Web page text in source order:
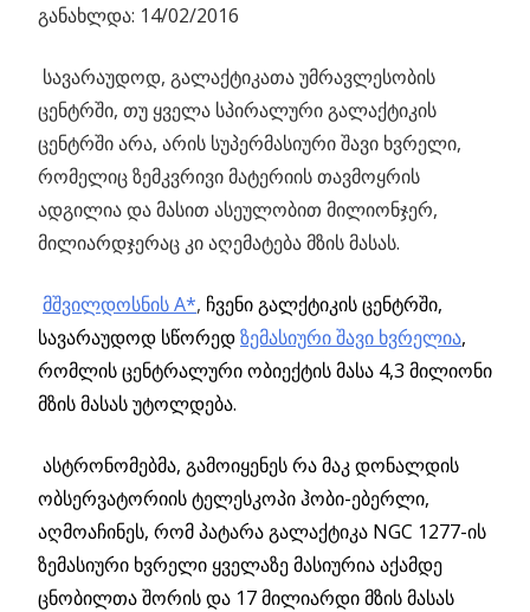
განახლდა: 14/02/2016
სავარაუდოდ, გალაქტიკათა უმრავლესობის
ცენტრში, თუ ყველა სპირალური გალაქტიკის
ცენტრში არა, არის სუპერმასიური შავი ხვრელი,
რომელიც ზემკვრივი მატერიის თავმოყრის
ადგილია და მასით ასეულობით მილიონჯერ,
მილიარდჯერაც კი აღემატება მზის მასას.
მშვილდოსნის A*, ჩვენი გალქტიკის ცენტრში,
სავარაუდოდ სწორედზემასიური შავი ხვრელია,
რომლის ცენტრალური ობიექტის მასა 4,3 მილიონი
მზის მასას უტოლდება.
ასტრონომებმა, გამოიყენეს რა მაკ დონალდის
ობსერვატორიის ტელესკოპი ჰობი-ებერლი,
აღმოაჩინეს, რომ პატარა გალაქტიკა NGC 1277-ის
ზემასიური ხვრელი ყველაზე მასიურია აქამდე
ცნობილთა შორის და 17 მილიარდი მზის მასას